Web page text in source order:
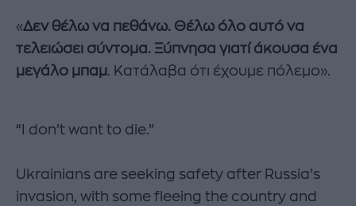
«Δεν θέλω να πεθάνω. Θέλω όλο αυτό να
τελειώσει σύντομα. Ξύπνησα γιατί άκουσα ένα
μεγάλο μπαμ. Κατάλαβα ότι έχουμε πόλεμο».
“I don’t want to die.”
Ukrainians are seeking safety after Russia’s
invasion, with some fleeing the country and